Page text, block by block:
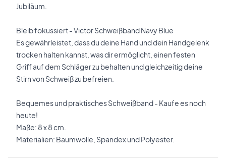
Jubiläum.
Bleib fokussiert - Victor Schweißband Navy Blue
Es gewährleistet, dass du deine Hand und dein Handgelenk
trocken halten kannst, was dir ermöglicht, einen festen
Griff auf dem Schläger zu behalten und gleichzeitig deine
Stirn von Schweiß zu befreien.
Bequemes und praktisches Schweißband - Kaufe es noch
heute!
Maße: 8 x 8 cm.
Materialien: Baumwolle, Spandex und Polyester.